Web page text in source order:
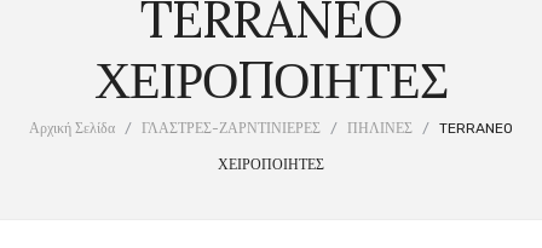
ΣΧΕΤΙΚΆ ΜΕ ΕΜΆΣ
TERRANEO
ΧΕΙΡΟΠΟΙΗΤΕΣ
Αρχική Σελίδα / ΓΛΑΣΤΡΕΣ-ΖΑΡΝΤΙΝΙΕΡΕΣ / ΠΗΛΙΝΕΣ / TERRANEO
ΧΕΙΡΟΠΟΙΗΤΕΣ